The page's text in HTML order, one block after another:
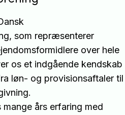
som repræsenterer
over hele
os et indgående kendskab
løn- og provisionsaftaler til
års erfaring med